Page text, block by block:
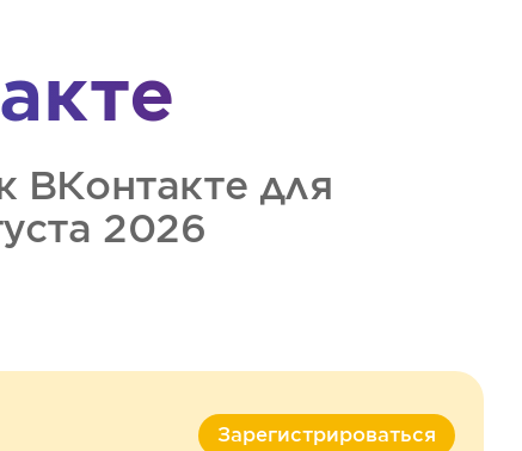
ВКонтакте для
2026
Зарегистрироваться